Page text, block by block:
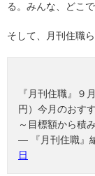
る。みんな、どこ
そして、月刊住職
『月刊住職』９
円）今月のおす
～目標額から積
— 『月刊住職』
日